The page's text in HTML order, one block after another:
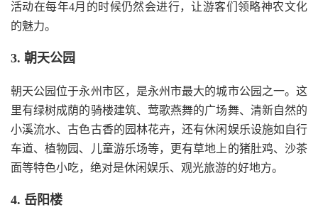
活动在每年4月的时候仍然会进行，让游客们领略神农文化
的魅力。
3. 朝天公园
朝天公园位于永州市区，是永州市最大的城市公园之一。这
里有绿树成荫的骑楼建筑、莺歌燕舞的广场舞、清新自然的
小溪流水、古色古香的园林花卉，还有休闲娱乐设施如自行
车道、植物园、儿童游乐场等，更有草地上的猪肚鸡、沙茶
面等特色小吃，绝对是休闲娱乐、观光旅游的好地方。
4. 岳阳楼